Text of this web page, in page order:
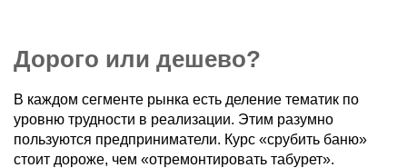
Дорого или дешево?
В каждом сегменте рынка есть деление тематик по
уровню трудности в реализации. Этим разумно
пользуются предприниматели. Курс «срубить баню»
стоит дороже, чем «отремонтировать табурет».